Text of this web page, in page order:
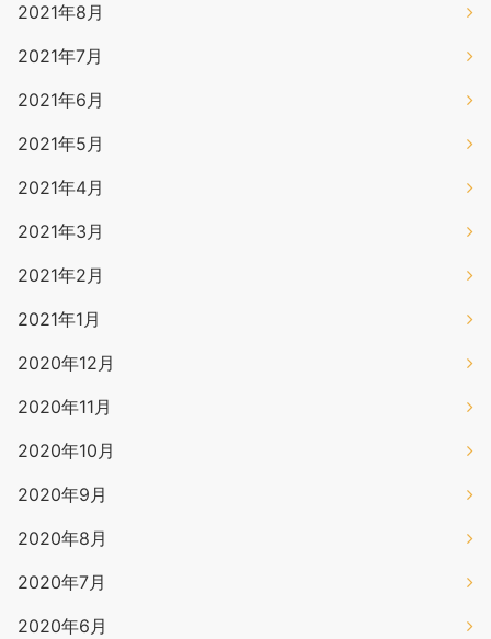
2021年8月
2021年7月
2021年6月
2021年5月
2021年4月
2021年3月
2021年2月
2021年1月
2020年12月
2020年11月
2020年10月
2020年9月
2020年8月
2020年7月
2020年6月